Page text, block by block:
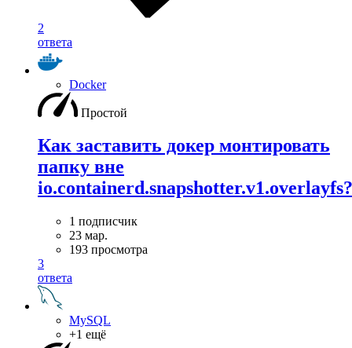
2
ответа
Docker
Простой
Как заставить докер монтировать
папку вне
io.containerd.snapshotter.v1.overlayfs?
1 подписчик
23 мар.
193 просмотра
3
ответа
MySQL
+1 ещё